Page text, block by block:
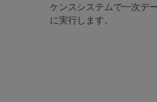
ケンスシステムで一次デ
に実行します。